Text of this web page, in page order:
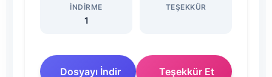
Dosyasını
İndir
İNDIRME
1
TEŞEKKÜR
Dosyayı İndir Teşekkür Et